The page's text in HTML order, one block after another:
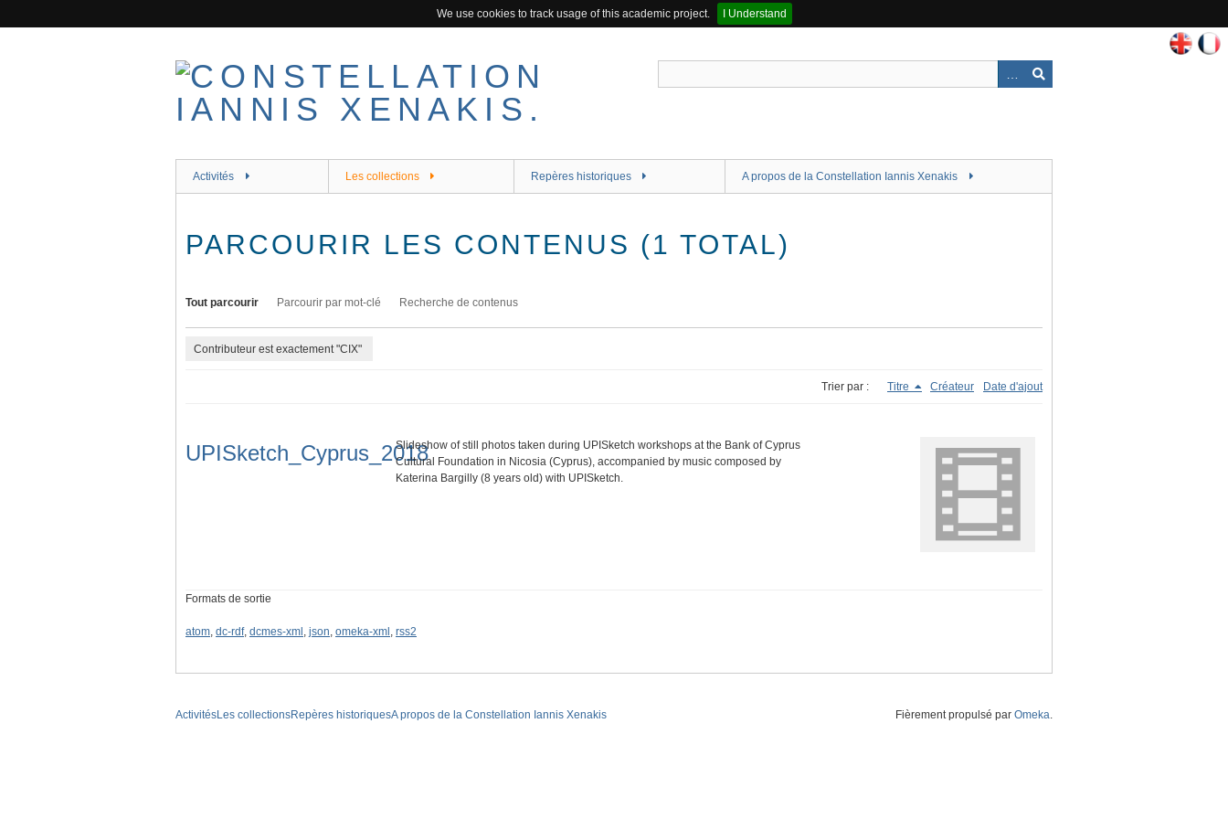
We use cookies to track usage of this academic project.
I Understand
Activités Les collections Repères historiques A propos de la Constellation Iannis Xenakis
PARCOURIR LES CONTENUS (1 TOTAL)
Tout parcourir Parcourir par mot-clé Recherche de contenus
Contributeur est exactement "CIX"
Trier par : Titre Créateur Date d'ajout
UPISketch_Cyprus_2018Slideshow of still photos taken during UPISketch workshops at the Bank of Cyprus
Cultural Foundation in Nicosia (Cyprus), accompanied by music composed by
Katerina Bargilly (8 years old) with UPISketch.
Formats de sortie
atom, dc-rdf, dcmes-xml , json, omeka-xml , rss2
ActivitésLes collectionsRepères historiquesA propos de la Constellation Iannis Xenakis Fièrement propulsé par Omeka.